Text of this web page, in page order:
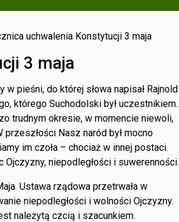
uchwalenia Konstytucji 3 maja
3 maja
w pieśni, do której słowa napisał Rajnold
którego Suchodolski był uczestnikiem.
trudnym okresie, w momencie niewoli,
Nasz naród był mocno
im czoła – chociaż w innej postaci.
niepodległości i suwerenności.
Ustawa rządowa przetrwała w
niepodległości i wolności Ojczyzny.
należytą czcią i szacunkiem.